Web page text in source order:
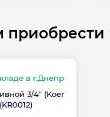
в г.Днепр
3/4" (Koer